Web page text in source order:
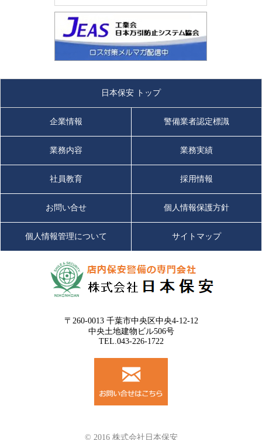
日本保安 トップ
企業情報 警備業者認定標識
業務内容 業務実績
社員教育 採用情報
お問い合せ 個人情報保護方針
個人情報管理について サイトマップ
〒260-0013 千葉市中央区中央4-12-12
中央土地建物ビル506号
TEL.043-226-1722
© 2016 株式会社日本保安